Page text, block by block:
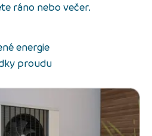
ráno nebo večer.
energie
proudu